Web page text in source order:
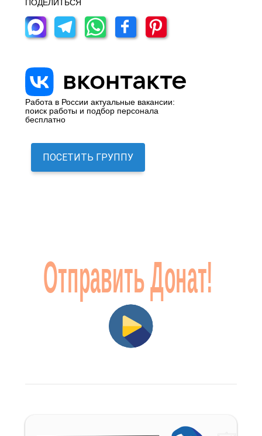
ПОДЕЛИТЬСЯ
Работа в России актуальные вакансии:
поиск работы и подбор персонала
бесплатно
ПОСЕТИТЬ ГРУППУ